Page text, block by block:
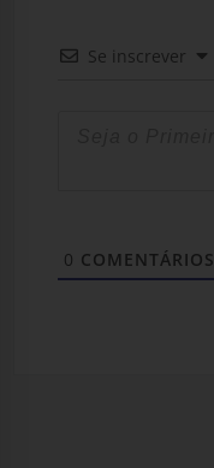
Se inscrever
0 COMENTÁRIOS